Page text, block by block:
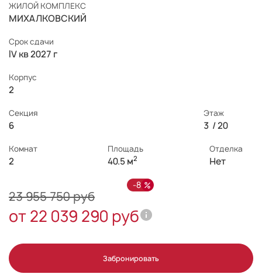
ЖИЛОЙ КОМПЛЕКС
МИХАЛКОВСКИЙ
Срок сдачи
IV кв 2027 г
Корпус
2
Секция
6
Этаж
3 / 20
Комнат
2
Площадь
40.5 м2
Отделка
Нет
23 955 750 руб
-8
от 22 039 290 руб
Забронировать